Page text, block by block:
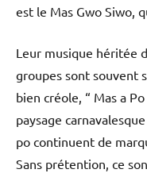
est le Mas Gwo Siwo,
Leur musique héritée
groupes sont souvent
bien créole, “ Mas a
paysage
po continuent de
Sans prétention, ce